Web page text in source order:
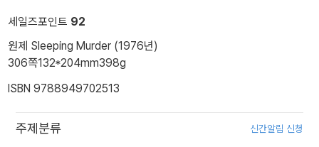
세일즈포인트 92
원제 Sleeping Murder (1976년)
306쪽132*204mm398g
ISBN 9788949702513
주제분류 신간알림 신청